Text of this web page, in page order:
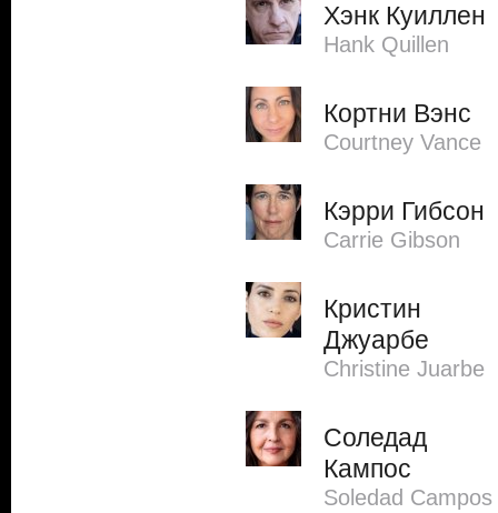
Хэнк Куиллен
Hank Quillen
Кортни Вэнс
Courtney Vance
Кэрри Гибсон
Carrie Gibson
Кристин
Джуарбе
Christine Juarbe
Соледад
Кампос
Soledad Campos